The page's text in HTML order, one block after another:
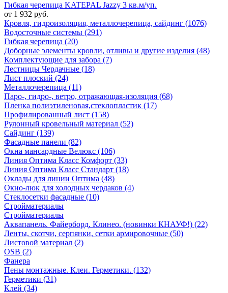
Гибкая черепица KATEPAL Jazzy 3 кв.м/уп.
от 1 932 руб.
Кровля, гидроизоляция, металлочерепица, сайдинг (1076)
Водосточные системы (291)
Гибкая черепица (20)
Доборные элементы кровли, отливы и другие изделия (48)
Комплектующие для забора (7)
Лестницы Чердачные (18)
Лист плоский (24)
Металлочерепица (11)
Паро-, гидро-, ветро, отражающая-изоляция (68)
Пленка полиэтиленовая,стеклопластик (17)
Профилированный лист (158)
Рулонный кровельный материал (52)
Сайдинг (139)
Фасадные панели (82)
Окна мансардные Велюкс (106)
Линия Оптима Класс Комфорт (33)
Линия Оптима Класс Стандарт (18)
Оклады для линии Оптима (48)
Окно-люк для холодных чердаков (4)
Стеклосетки фасадные (10)
Стройматериалы
Стройматериалы
Аквапанель. Файерборд. Клинео. (новинки КНАУФ!) (22)
Ленты, скотчи, серпянки, сетки армировочные (50)
Листовой материал (2)
OSB (2)
Фанера
Пены монтажные. Клеи. Герметики. (132)
Герметики (31)
Клей (34)